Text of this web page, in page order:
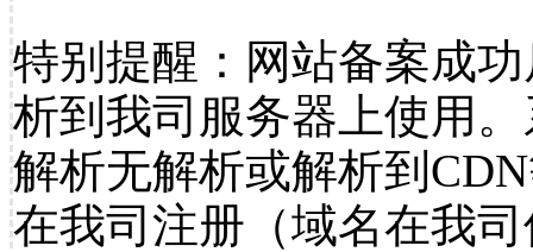
特别提醒：网站备案成
析到我司服务器上使用
解析无解析或解析到
在我司注册（域名在我